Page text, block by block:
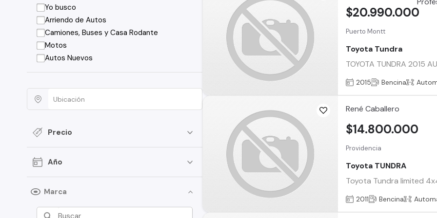
Yo busco
Arriendo de Autos
Camiones, Buses y Casa Rodante
Motos
Autos Nuevos
Precio
Año
Marca
Puerto Montt
Toyota Tundra
TOYOTA TUNDRA
$20.990.000
2015 Bencina
René Caballero
Providencia
Toyota TUNDRA
Toyota Tundra limited
$14.800.000
2011 Bencina